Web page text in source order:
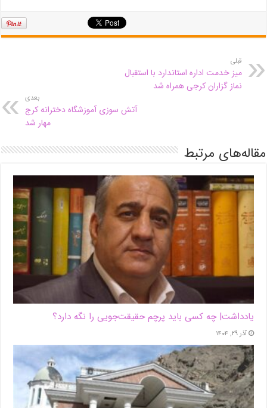
قبلی
میز خدمت اداره استاندارد با استقبال
نماز گزاران کرجی همراه شد
بعدی
آتش سوزی آموزشگاه دخترانه کرج
مهار شد
مقاله‌های مرتبط
یادداشت| ‌چه کسی باید پرچم حقیقت‌جویی را نگه دارد؟
آذر ۲۹, ۱۴۰۴